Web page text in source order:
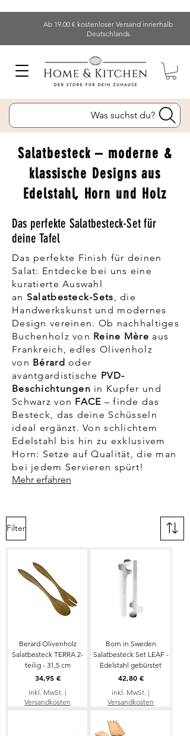
Ab 19.00 € kostenloser Versand innerhalb
Deutschlands
Was suchst du?
Salatbesteck – moderne &
klassische Designs aus
Edelstahl, Horn und Holz
Das perfekte Salatbesteck-Set für
deine Tafel
Das perfekte Finish für deinen
Salat: Entdecke bei uns eine
kuratierte Auswahl
an Salatbesteck-Sets , die
Handwerkskunst und modernes
Design vereinen. Ob nachhaltiges
Buchenholz von Reine Mère aus
Frankreich, edles Olivenholz
von Bérard oder
avantgardistische PVD-
Beschichtungen in Kupfer und
Schwarz von FACE – finde das
Besteck, das deine Schüsseln
ideal ergänzt. Von schlichtem
Edelstahl bis hin zu exklusivem
Horn: Setze auf Qualität, die man
bei jedem Servieren spürt!
Mehr erfahren
Filter
Berard Olivenholz
Salatbesteck TERRA 2-
teilig - 31,5 cm
Preis
34,95 €
inkl. MwSt. |
Versandkosten
Born in Sweden
Salatbesteck Set LEAF -
Edelstahl gebürstet
Preis
42,80 €
inkl. MwSt. |
Versandkosten